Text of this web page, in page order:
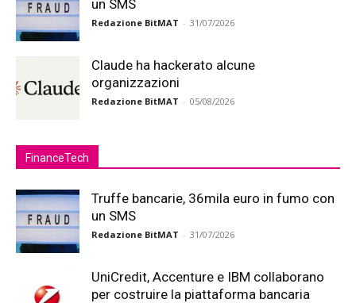
un SMS
Redazione BitMAT - 31/07/2026
Claude ha hackerato alcune
organizzazioni
Redazione BitMAT - 05/08/2026
FinanceTech
Truffe bancarie, 36mila euro in fumo con
un SMS
Redazione BitMAT - 31/07/2026
UniCredit, Accenture e IBM collaborano
per costruire la piattaforma bancaria